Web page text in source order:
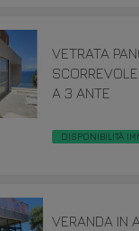
VETRATA
A 3 ANTE
DISPONIBILITÀ
VERANDA IN